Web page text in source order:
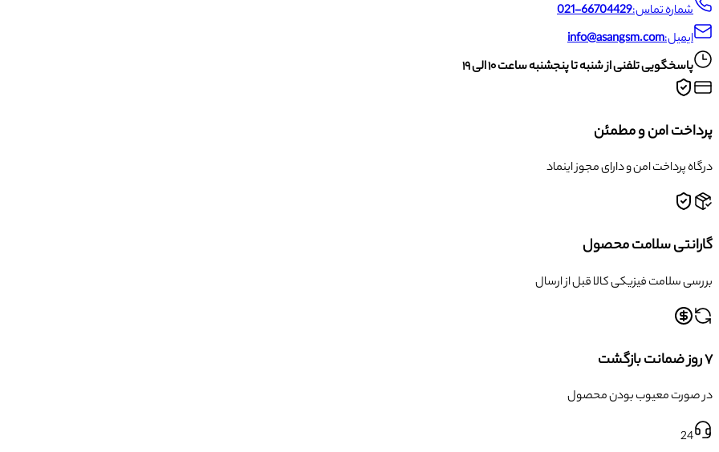
شماره تماس:021-66704429
ایمیل:info@asangsm.com
پاسخگویی تلفنی از شنبه تا پنجشنبه ساعت ۱۰ الی ۱۹
پرداخت امن و مطمئن
درگاه پرداخت امن و دارای مجوز اینماد
گارانتی سلامت محصول
بررسی سلامت فیزیکی کالا قبل از ارسال
۷ روز ضمانت بازگشت
در صورت معیوب بودن محصول
24